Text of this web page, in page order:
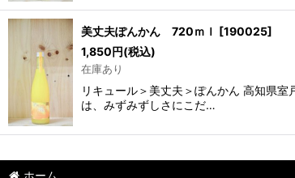
美丈夫ぽんかん 720ｍｌ [190025]
1,850円(税込)
在庫あり
リキュール＞美丈夫＞ぽんかん 高知県
は、みずみずしさにこだ…